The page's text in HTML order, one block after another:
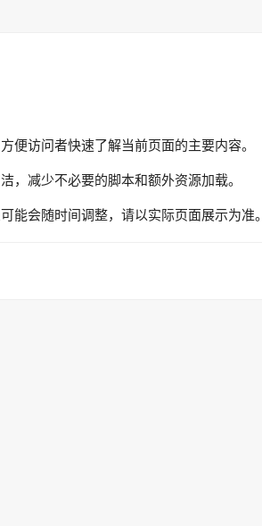
便访问者快速了解当前页面的主要内容。
，减少不必要的脚本和额外资源加载。
能会随时间调整，请以实际页面展示为准。